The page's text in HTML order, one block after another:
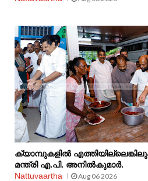
ക്യാമ്പുകളിൽ
മന്ത്രി എ.പി. അനിൽകുമാർ.
Nattuvaartha
Aug 06 2026